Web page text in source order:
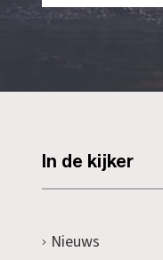
In de kijker
Nieuws